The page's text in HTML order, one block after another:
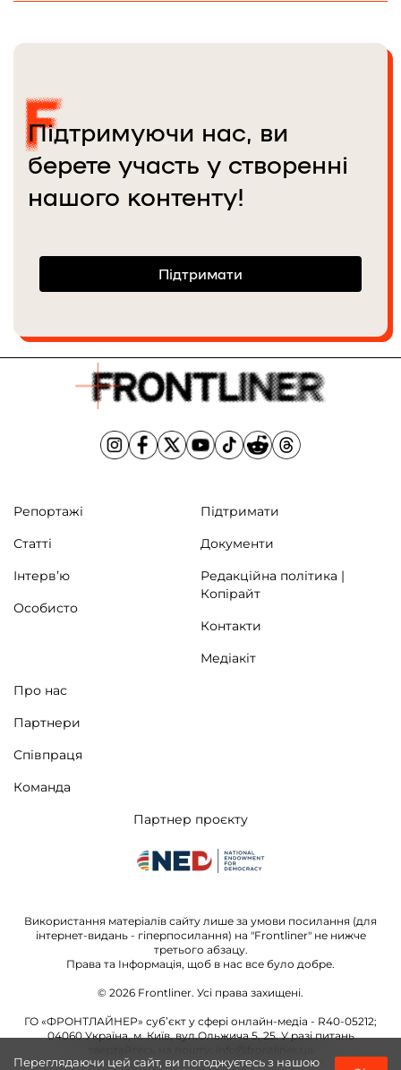
Переглядаючи цей сайт, ви погоджуєтесь з нашою
Підтримуючи нас, ви
берете участь у створенні
нашого контенту!
Підтримати
Репортажі
Статті
Інтерв’ю
Особисто
Підтримати
Документи
Редакційна політика |
Копірайт
Контакти
Медіакіт
Про нас
Партнери
Співпраця
Команда
Партнер проєкту
Використання матеріалів сайту лише за умови посилання (для
інтернет-видань - гіперпосилання) на "Frontliner" не нижче
третього абзацу.
Права та Інформація, щоб в нас все було добре.
© 2026 Frontliner. Усі права захищені.
ГО «ФРОНТЛАЙНЕР» суб’єкт у сфері онлайн-медіа - R40-05212;
04060 Україна, м. Київ, вул.Ольжича 5, 25. У разі питань